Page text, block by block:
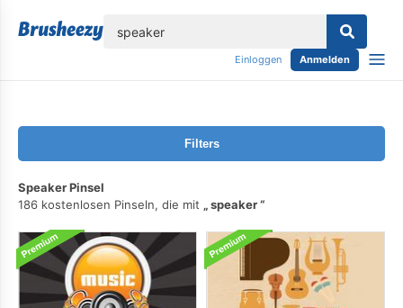
Einloggen Anmelden
Filters
Speaker Pinsel
186 kostenlosen Pinseln, die mit
speaker